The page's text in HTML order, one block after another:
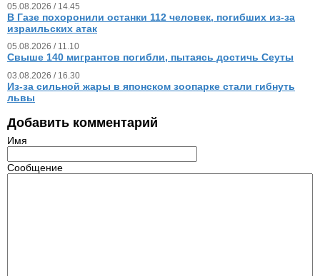
05.08.2026 / 14.45
В Газе похоронили останки 112 человек, погибших из‑за
израильских атак
05.08.2026 / 11.10
Свыше 140 мигрантов погибли, пытаясь достичь Сеуты
03.08.2026 / 16.30
Из‑за сильной жары в японском зоопарке стали гибнуть
львы
Добавить комментарий
Имя
Сообщение